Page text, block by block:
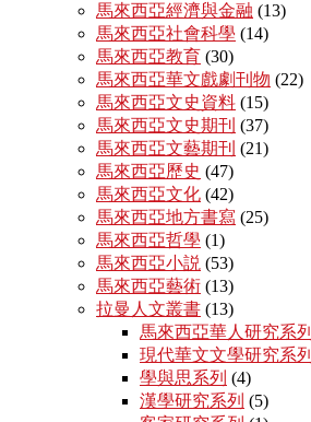
馬來西亞經濟與金融 (13)
馬來西亞社會科學 (14)
馬來西亞教育 (30)
馬來西亞華文戲劇刊物 (22)
馬來西亞文史資料 (15)
馬來西亞文史期刊 (37)
馬來西亞文藝期刊 (21)
馬來西亞歷史 (47)
馬來西亞文化 (42)
馬來西亞地方書寫 (25)
馬來西亞哲學 (1)
馬來西亞小説 (53)
馬來西亞藝術 (13)
拉曼人文叢書 (13)
馬來西亞華人研究系列
現代華文文學研究系列
學與思系列 (4)
漢學研究系列 (5)